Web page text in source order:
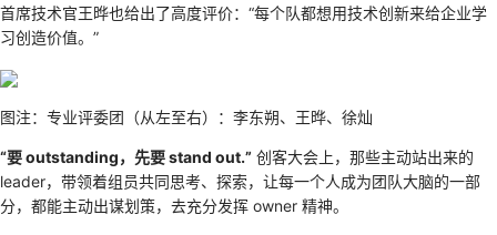
首席技术官王晔也给出了高度评价：“每个队都想用技术创新来给企业学
习创造价值。”
图注：专业评委团（从左至右）：李东朔、王晔、徐灿
“要 outstanding，先要 stand out.” 创客大会上，那些主动站出来的
leader，带领着组员共同思考、探索，让每一个人成为团队大脑的一部
分，都能主动出谋划策，去充分发挥 owner 精神。